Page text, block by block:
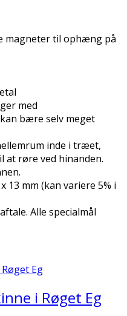
magneter til ophæng på
med
bære selv meget
inde i træet,
at røre ved hinanden.
13 mm (kan variere 5% i
Alle specialmål
i Røget Eg